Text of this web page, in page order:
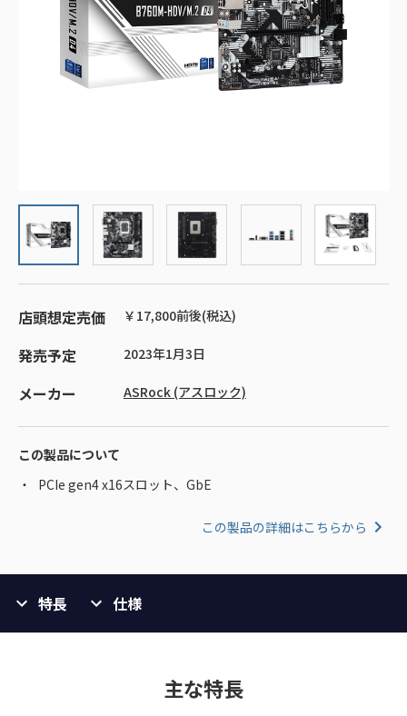
店頭想定売価 ￥17,800前後(税込)
発売予定 2023年1月3日
メーカー ASRock (アスロック)
この製品について
PCIe gen4 x16スロット、GbE
この製品の詳細はこちらから
特長 仕様
主な特長